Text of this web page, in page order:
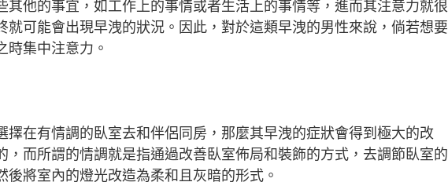
他的事宜，如工作上的事情或者生活上的事情等，進而其注意力就很
可能會出現早洩的狀況。因此，對於這類早洩的男性來說，倘若想要
時集中注意力。
在有情調的臥室去和伴侶同房，那麼其早洩的症狀會得到極大的改
而所謂的情調就是指通過改善臥室佈局和裝飾的方式，去調節臥室的
將室內的燈光改造為柔和且灰暗的形式。